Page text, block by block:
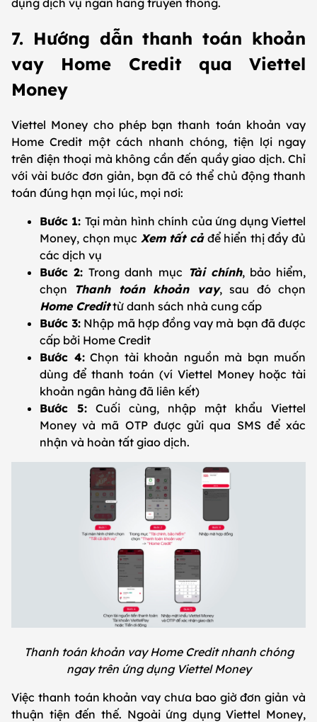
dụng dịch vụ ngân hàng truyền thống.
7. Hướng dẫn thanh toán khoản
vay Home Credit qua Viettel
Money
Viettel Money cho phép bạn thanh toán khoản vay
Home Credit một cách nhanh chóng, tiện lợi ngay
trên điện thoại mà không cần đến quầy giao dịch. Chỉ
với vài bước đơn giản, bạn đã có thể chủ động thanh
toán đúng hạn mọi lúc, mọi nơi:
Bước 1: Tại màn hình chính của ứng dụng Viettel
Money, chọn mục Xem tất cảđể hiển thị đầy đủ
các dịch vụ
Bước 2:Trong danh mục Tài chính, bảo hiểm,
chọn Thanh toán khoản vay, sau đó chọn
Home Credittừ danh sách nhà cung cấp
Bước 3: Nhập mã hợp đồng vay mà bạn đã được
cấp bởi Home Credit
Bước 4:Chọn tài khoản nguồn mà bạn muốn
dùng để thanh toán (ví Viettel Money hoặc tài
khoản ngân hàng đã liên kết)
Bước 5: Cuối cùng, nhập mật khẩu Viettel
Money và mã OTP được gửi qua SMS để xác
nhận và hoàn tất giao dịch.
Thanh toán khoản vay Home Credit nhanh chóng
ngay trên ứng dụng Viettel Money
Việc thanh toán khoản vay chưa bao giờ đơn giản và
thuận tiện đến thế. Ngoài ứng dụng Viettel Money,